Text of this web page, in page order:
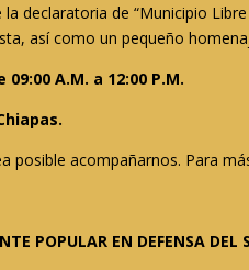
declaratoria de “Municipio
así como un pequeño
A.M. a 12:00 P.M.
posible acompañarnos. Para
POPULAR EN DEFENSA DEL